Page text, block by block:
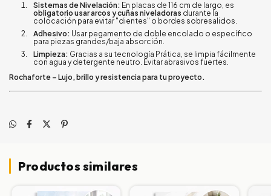
Sistemas de Nivelación: En placas de 116 cm de largo, es
obligatorio usar arcos y cuñas niveladoras durante la
colocación para evitar "dientes" o bordes sobresalidos.
Adhesivo: Usar pegamento de doble encolado o específico
para piezas grandes/baja absorción.
Limpieza: Gracias a su tecnología Prática, se limpia fácilmente
con agua y detergente neutro. Evitar abrasivos fuertes.
Rochaforte – Lujo, brillo y resistencia para tu proyecto.
Productos similares